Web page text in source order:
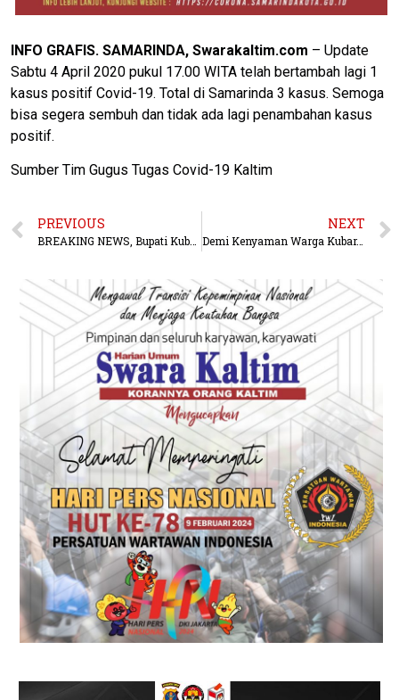
INFO GRAFIS. SAMARINDA, Swarakaltim.com – Update
Sabtu 4 April 2020 pukul 17.00 WITA telah bertambah lagi 1
kasus positif Covid-19. Total di Samarinda 3 kasus. Semoga
bisa segera sembuh dan tidak ada lagi penambahan kasus
positif.
Sumber Tim Gugus Tugas Covid-19 Kaltim
PREVIOUS
BREAKING NEWS, Bupati Kubar Umumkan Satu Pasien Positif Corona
NEXT
Demi Kenyaman Warga Kubar, FX Yapan Pertegas Perusahaan Patuhi Instruksi Isolasi Wilayah